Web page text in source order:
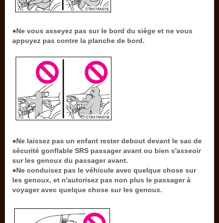
●Ne vous asseyez pas sur le bord du siège et ne vous
appuyez pas contre la planche de bord.
●Ne laissez pas un enfant rester debout devant le sac de
sécurité gonflable SRS passager avant ou bien s'asseoir
sur les genoux du passager avant.
●Ne conduisez pas le véhicule avec quelque chose sur
les genoux, et n'autorisez pas non plus le passager à
voyager avec quelque chose sur les genoux.